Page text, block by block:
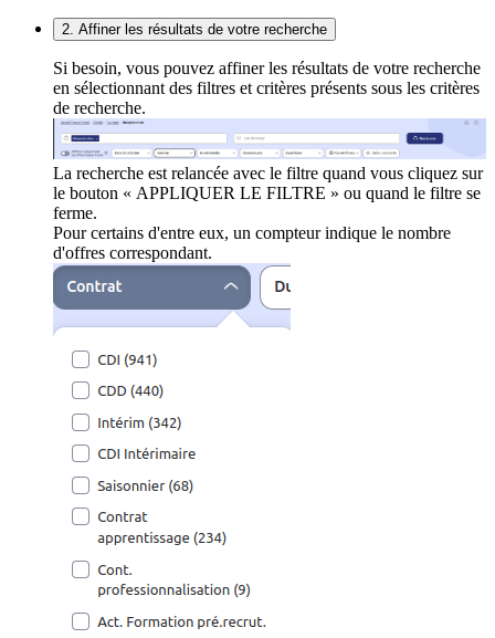
2. Affiner les résultats de votre recherche
Si besoin, vous pouvez affiner les résultats de votre recherche
en sélectionnant des filtres et critères présents sous les critères
de recherche.
La recherche est relancée avec le filtre quand vous cliquez sur
le bouton « APPLIQUER LE FILTRE » ou quand le filtre se
ferme.
Pour certains d'entre eux, un compteur indique le nombre
d'offres correspondant.